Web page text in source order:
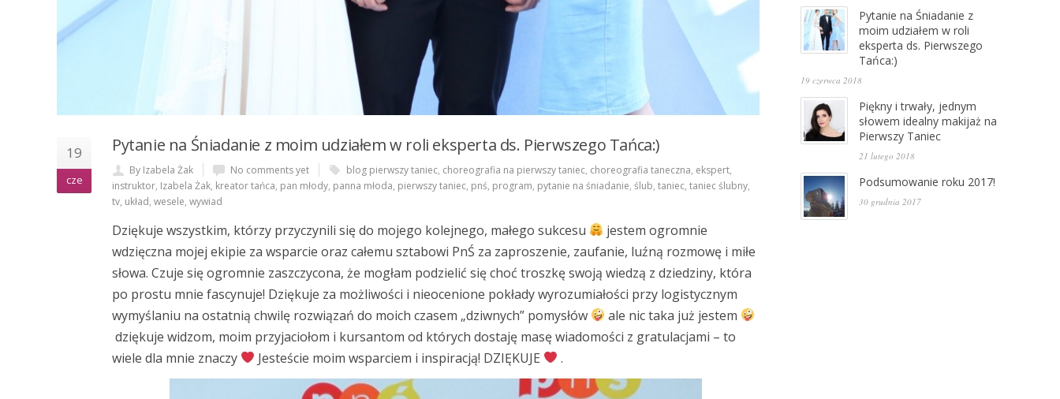
19
cze
Pytanie na Śniadanie z moim udziałem w roli eksperta ds. Pierwszego Tańca:)
By Izabela Żak No comments yet blog pierwszy taniec, choreografia na pierwszy taniec, choreografia taneczna, ekspert,
instruktor, Izabela Żak, kreator tańca, pan młody, panna młoda, pierwszy taniec, pnś, program, pytanie na śniadanie, ślub, taniec, taniec ślubny,
tv, układ, wesele, wywiad
Dziękuje wszystkim, którzy przyczynili się do mojego kolejnego, małego sukcesu
jestem ogromnie
wdzięczna mojej ekipie za wsparcie oraz całemu sztabowi PnŚ za zaproszenie, zaufanie, luźną rozmowę i miłe
słowa. Czuje się ogromnie zaszczycona, że mogłam podzielić się choć troszkę swoją wiedzą z dziedziny, która
po prostu mnie fascynuje! Dziękuje za możliwości i nieocenione pokłady wyrozumiałości przy logistycznym
wymyślaniu na ostatnią chwilę rozwiązań do moich czasem „dziwnych” pomysłów
ale nic taka już jestem
dziękuje widzom, moim przyjaciołom i kursantom od których dostaję masę wiadomości z gratulacjami – to
wiele dla mnie znaczy
Jesteście moim wsparciem i inspiracją! DZIĘKUJE .
Pytanie na Śniadanie z
moim udziałem w roli
eksperta ds. Pierwszego
Tańca:)
19 czerwca 2018
Piękny i trwały, jednym
słowem idealny makijaż na
Pierwszy Taniec
21 lutego 2018
Podsumowanie roku 2017!
30 grudnia 2017